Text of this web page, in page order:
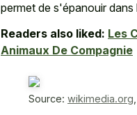
permet de s'épanouir
Readers also liked: Les
Animaux De Compagnie
Source: wikimedia.org